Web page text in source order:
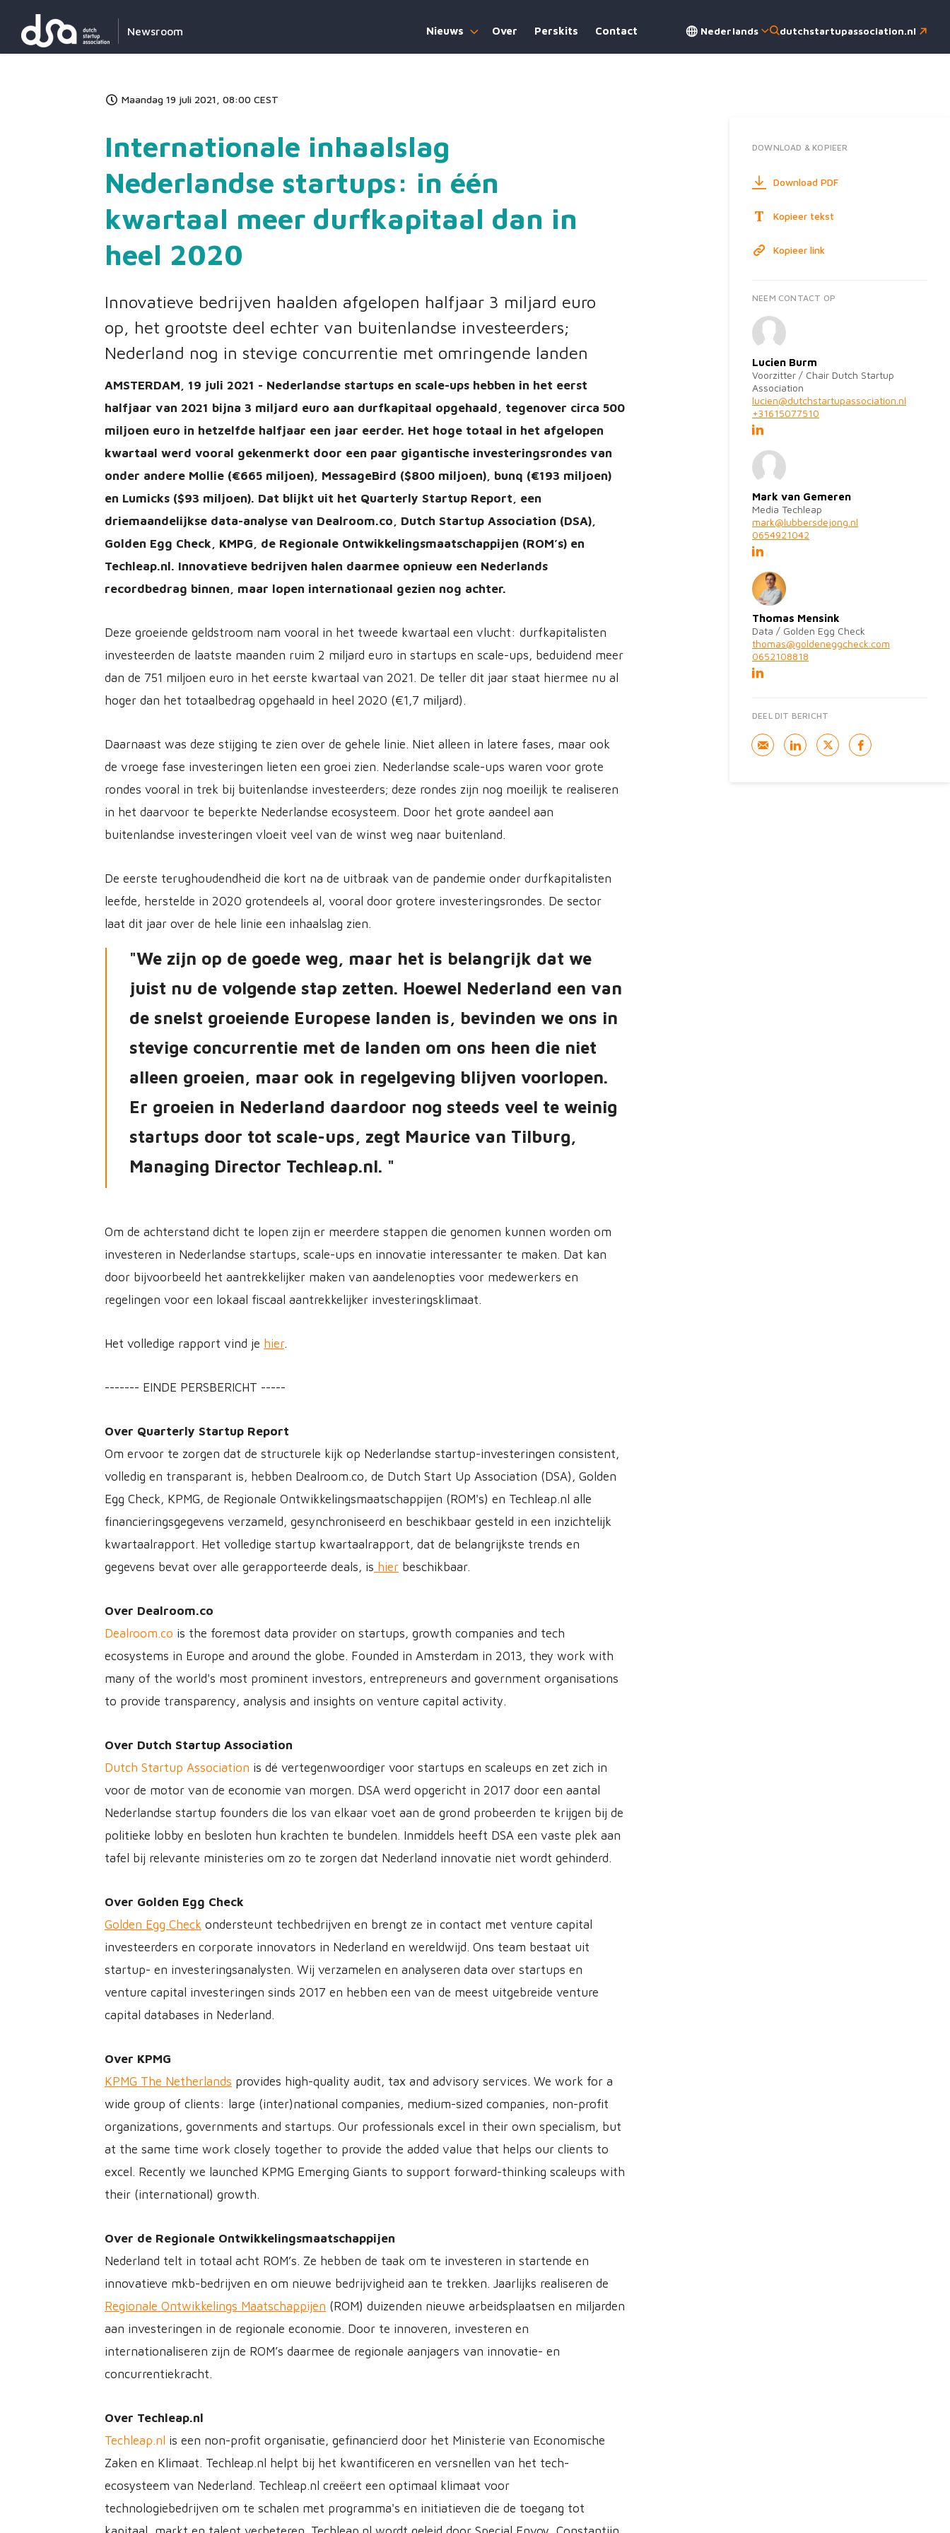
Newsroom Nieuws Over Perskits Contact Nederlands dutchstartupassociation.nl
Maandag 19 juli 2021, 08:00 CEST
Internationale inhaalslag
Nederlandse startups: in één
kwartaal meer durfkapitaal dan in
heel 2020
Innovatieve bedrijven haalden afgelopen halfjaar 3 miljard euro
op, het grootste deel echter van buitenlandse investeerders;
Nederland nog in stevige concurrentie met omringende landen
AMSTERDAM, 19 juli 2021 - Nederlandse startups en scale-ups hebben in het eerst
halfjaar van 2021 bijna 3 miljard euro aan durfkapitaal opgehaald, tegenover circa 500
miljoen euro in hetzelfde halfjaar een jaar eerder. Het hoge totaal in het afgelopen
kwartaal werd vooral gekenmerkt door een paar gigantische investeringsrondes van
onder andere Mollie (€665 miljoen), MessageBird ($800 miljoen), bunq (€193 miljoen)
en Lumicks ($93 miljoen). Dat blijkt uit het Quarterly Startup Report, een
driemaandelijkse data-analyse van Dealroom.co, Dutch Startup Association (DSA),
Golden Egg Check, KMPG, de Regionale Ontwikkelingsmaatschappijen (ROM’s) en
Techleap.nl. Innovatieve bedrijven halen daarmee opnieuw een Nederlands
recordbedrag binnen, maar lopen internationaal gezien nog achter.
Deze groeiende geldstroom nam vooral in het tweede kwartaal een vlucht: durfkapitalisten
investeerden de laatste maanden ruim 2 miljard euro in startups en scale-ups, beduidend meer
dan de 751 miljoen euro in het eerste kwartaal van 2021. De teller dit jaar staat hiermee nu al
hoger dan het totaalbedrag opgehaald in heel 2020 (€1,7 miljard).
Daarnaast was deze stijging te zien over de gehele linie. Niet alleen in latere fases, maar ook
de vroege fase investeringen lieten een groei zien. Nederlandse scale-ups waren voor grote
rondes vooral in trek bij buitenlandse investeerders; deze rondes zijn nog moeilijk te realiseren
in het daarvoor te beperkte Nederlandse ecosysteem. Door het grote aandeel aan
buitenlandse investeringen vloeit veel van de winst weg naar buitenland.
De eerste terughoudendheid die kort na de uitbraak van de pandemie onder durfkapitalisten
leefde, herstelde in 2020 grotendeels al, vooral door grotere investeringsrondes. De sector
laat dit jaar over de hele linie een inhaalslag zien.
We zijn op de goede weg, maar het is belangrijk dat we
juist nu de volgende stap zetten. Hoewel Nederland een van
de snelst groeiende Europese landen is, bevinden we ons in
stevige concurrentie met de landen om ons heen die niet
alleen groeien, maar ook in regelgeving blijven voorlopen.
Er groeien in Nederland daardoor nog steeds veel te weinig
startups door tot scale-ups, zegt Maurice van Tilburg,
Managing Director Techleap.nl.
Om de achterstand dicht te lopen zijn er meerdere stappen die genomen kunnen worden om
investeren in Nederlandse startups, scale-ups en innovatie interessanter te maken. Dat kan
door bijvoorbeeld het aantrekkelijker maken van aandelenopties voor medewerkers en
regelingen voor een lokaal fiscaal aantrekkelijker investeringsklimaat.
Het volledige rapport vind je hier.
------- EINDE PERSBERICHT -----
Over Quarterly Startup Report
Om ervoor te zorgen dat de structurele kijk op Nederlandse startup-investeringen consistent,
volledig en transparant is, hebben Dealroom.co, de Dutch Start Up Association (DSA), Golden
Egg Check, KPMG, de Regionale Ontwikkelingsmaatschappijen (ROM's) en Techleap.nl alle
financieringsgegevens verzameld, gesynchroniseerd en beschikbaar gesteld in een inzichtelijk
kwartaalrapport. Het volledige startup kwartaalrapport, dat de belangrijkste trends en
gegevens bevat over alle gerapporteerde deals, is hier beschikbaar.
Over De​​alroom.co
Dealroom.co is the foremost data provider on startups, growth companies and tech
ecosystems in Europe and around the globe. Founded in Amsterdam in 2013, they work with
many of the world's most prominent investors, entrepreneurs and government organisations
to provide transparency, analysis and insights on venture capital activity.
Over Dutch Startup Association
Dutch Startup Association is dé vertegenwoordiger voor startups en scaleups en zet zich in
voor de motor van de economie van morgen. DSA werd opgericht in 2017 door een aantal
Nederlandse startup founders die los van elkaar voet aan de grond probeerden te krijgen bij de
politieke lobby en besloten hun krachten te bundelen. Inmiddels heeft DSA een vaste plek aan
tafel bij relevante ministeries om zo te zorgen dat Nederland innovatie niet wordt gehinderd.
Over Golden Egg Check
Golden Egg Check ondersteunt techbedrijven en brengt ze in contact met venture capital
investeerders en corporate innovators in Nederland en wereldwijd. Ons team bestaat uit
startup- en investeringsanalysten. Wij verzamelen en analyseren data over startups en
venture capital investeringen sinds 2017 en hebben een van de meest uitgebreide venture
capital databases in Nederland.
Over KPMG
KPMG The Netherlands provides high-quality audit, tax and advisory services. We work for a
wide group of clients: large (inter)national companies, medium-sized companies, non-profit
organizations, governments and startups. Our professionals excel in their own specialism, but
at the same time work closely together to provide the added value that helps our clients to
excel. Recently we launched KPMG Emerging Giants to support forward-thinking scaleups with
their (international) growth.
Over de Regionale Ontwikkelingsmaatschappijen
Nederland telt in totaal acht ROM’s. Ze hebben de taak om te investeren in startende en
innovatieve mkb-bedrijven en om nieuwe bedrijvigheid aan te trekken. Jaarlijks realiseren de
Regionale Ontwikkelings Maatschappijen (ROM) duizenden nieuwe arbeidsplaatsen en miljarden
aan investeringen in de regionale economie. Door te innoveren, investeren en
internationaliseren zijn de ROM’s daarmee de regionale aanjagers van innovatie- en
concurrentiekracht.
Over Techleap.nl
Techleap.nl is een non-profit organisatie, gefinancierd door het Ministerie van Economische
Zaken en Klimaat. Techleap.nl helpt bij het kwantificeren en versnellen van het tech-
ecosysteem van Nederland. Techleap.nl creëert een optimaal klimaat voor
technologiebedrijven om te schalen met programma's en initiatieven die de toegang tot
DOWNLOAD & KOPIEER
Download PDF
Kopieer tekst
Kopieer link
NEEM CONTACT OP
Lucien Burm
Voorzitter / Chair Dutch Startup
Association
lucien@dutchstartupassociation.nl
+31615077510
Mark van Gemeren
Media Techleap
mark@lubbersdejong.nl
0654921042
Thomas Mensink
Data / Golden Egg Check
thomas@goldeneggcheck.com
0652108818
DEEL DIT BERICHT